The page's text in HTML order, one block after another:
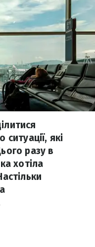
які
разу в
хотіла